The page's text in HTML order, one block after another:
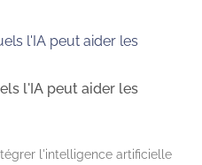
l'IA peut aider les
l'intelligence artificielle